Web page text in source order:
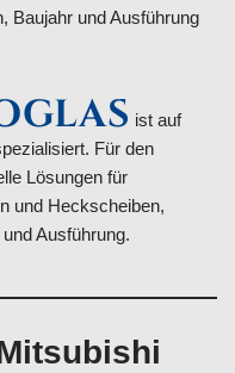
Baujahr und Ausführung
ist auf
Für den
Lösungen für
und Heckscheiben,
Ausführung.